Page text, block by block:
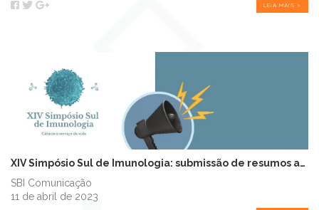
LEIA MAIS >
XIV Simpósio Sul de Imunologia: submissão de resumos até 21 de abril
SBI Comunicação
11 de abril de 2023